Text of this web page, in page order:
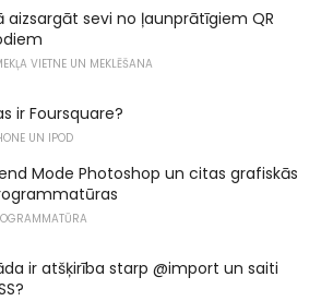
aizsargāt sevi no ļaunprātīgiem QR
VIETNE UN MEKLĒŠANA
ir Foursquare?
UN IPOD
Mode Photoshop un citas grafiskās
ir atšķirība starp @import un saiti